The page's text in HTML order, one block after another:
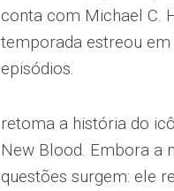
conta com Michael C.
temporada estreou
episódios.
retoma a história do
New Blood. Embora a
questões surgem: ele